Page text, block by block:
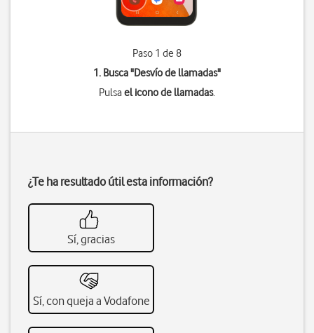
Paso 1 de 8
1. Busca "Desvío de llamadas"
Pulsael icono de llamadas.
¿Te ha resultado útil esta información?
Sí, gracias
Sí, con queja a Vodafone